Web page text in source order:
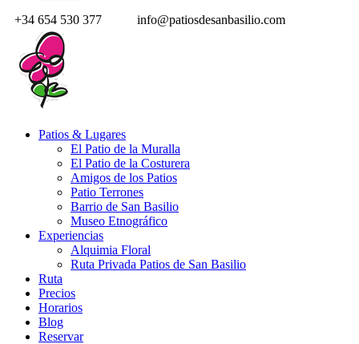
+34 654 530 377
info@patiosdesanbasilio.com
Patios & Lugares
El Patio de la Muralla
El Patio de la Costurera
Amigos de los Patios
Patio Terrones
Barrio de San Basilio
Museo Etnográfico
Experiencias
Alquimia Floral
Ruta Privada Patios de San Basilio
Ruta
Precios
Horarios
Blog
Reservar